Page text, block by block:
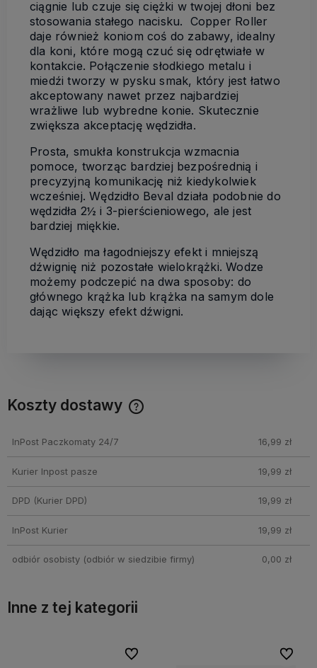
ciągnie lub czuje się ciężki w twojej dłoni bez
stosowania stałego nacisku. Copper Roller
daje również koniom coś do zabawy, idealny
dla koni, które mogą czuć się odrętwiałe w
kontakcie. Połączenie słodkiego metalu i
miedźi tworzy w pysku smak, który jest łatwo
akceptowany nawet przez najbardziej
wrażliwe lub wybredne konie. Skutecznie
zwiększa akceptację wędzidła.
Prosta, smukła konstrukcja wzmacnia
pomoce, tworząc bardziej bezpośrednią i
precyzyjną komunikację niż kiedykolwiek
wcześniej. Wędzidło Beval działa podobnie do
wędzidła 2½ i 3-pierścieniowego, ale jest
bardziej miękkie.
Wędzidło ma łagodniejszy efekt i mniejszą
dźwignię niż pozostałe wielokrążki. Wodze
możemy podczepić na dwa sposoby: do
głównego krążka lub krążka na samym dole
dając większy efekt dźwigni.
Koszty dostawy
InPost Paczkomaty 24/7 16,99 zł
Kurier Inpost pasze 19,99 zł
DPD (Kurier DPD) 19,99 zł
InPost Kurier 19,99 zł
odbiór osobisty(odbiór w siedzibie firmy) 0,00 zł
Inne z tej kategorii
Do ulubionych
Do ulubionych Do
Do